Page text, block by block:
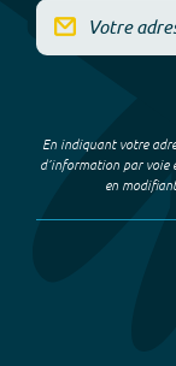
En indiquant votre
d’information par voie
en